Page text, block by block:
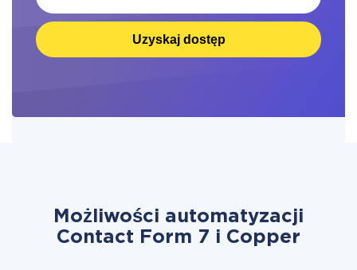
Uzyskaj dostęp
Możliwości automatyzacji
Contact Form 7 i Copper